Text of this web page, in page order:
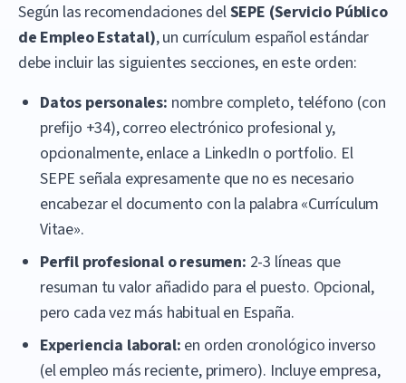
Según las recomendaciones delSEPE (Servicio Público
de Empleo Estatal), un currículum español estándar
debe incluir las siguientes secciones, en este orden:
Datos personales: nombre completo, teléfono (con
prefijo +34), correo electrónico profesional y,
opcionalmente, enlace a LinkedIn o portfolio. El
SEPE señala expresamente que no es necesario
encabezar el documento con la palabra «Currículum
Vitae».
Perfil profesional o resumen: 2-3 líneas que
resuman tu valor añadido para el puesto. Opcional,
pero cada vez más habitual en España.
Experiencia laboral: en orden cronológico inverso
(el empleo más reciente, primero). Incluye empresa,